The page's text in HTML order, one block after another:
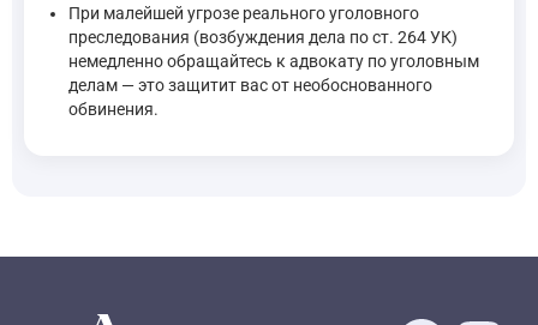
При малейшей угрозе реального уголовного
преследования (возбуждения дела по ст. 264 УК)
немедленно обращайтесь к адвокату по уголовным
делам — это защитит вас от необоснованного
обвинения.